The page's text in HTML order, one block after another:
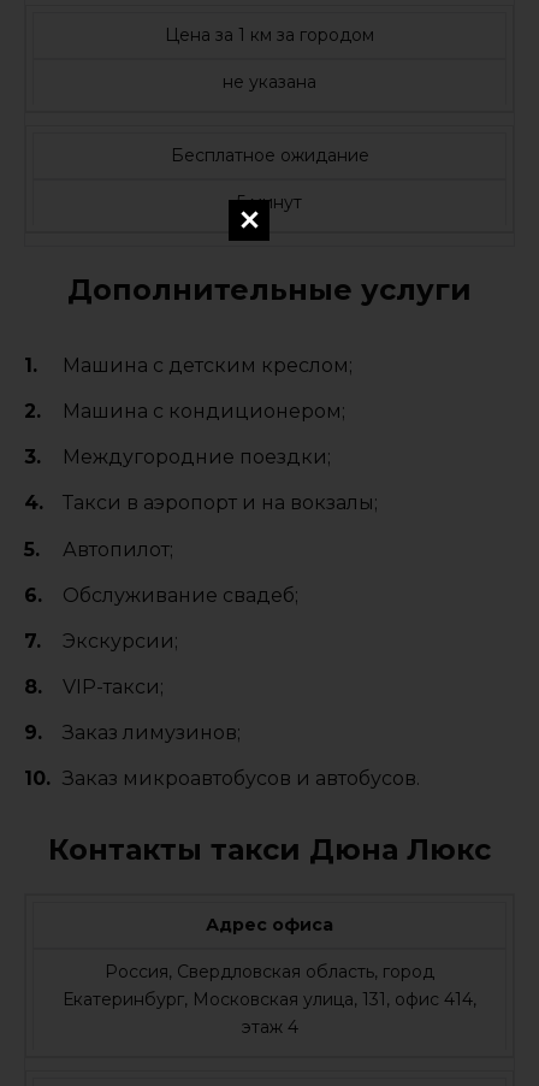
Цена за 1 км за городом
не указана
Бесплатное ожидание
5 минут
Дополнительные услуги
Машина с детским креслом;
Машина с кондиционером;
Междугородние поездки;
Такси в аэропорт и на вокзалы;
Автопилот;
Обслуживание свадеб;
Экскурсии;
VIP-такси;
Заказ лимузинов;
Заказ микроавтобусов и автобусов.
Контакты такси Дюна Люкс
Адрес офиса
Россия, Свердловская область, город
Екатеринбург, Московская улица, 131, офис 414,
этаж 4